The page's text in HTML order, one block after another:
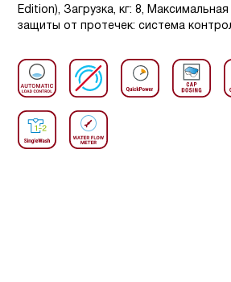
Edition), Загрузка, кг: 8,
защиты от протечек: система